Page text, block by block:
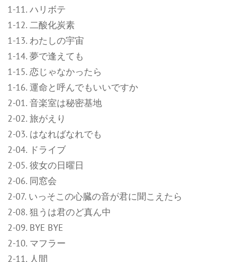
1-11. ハリボテ
1-12. 二酸化炭素
1-13. わたしの宇宙
1-14. 夢で逢えても
1-15. 恋じゃなかったら
1-16. 運命と呼んでもいいですか
2-01. 音楽室は秘密基地
2-02. 旅がえり
2-03. はなればなれでも
2-04. ドライブ
2-05. 彼女の日曜日
2-06. 同窓会
2-07. いっそこの心臓の音が君に聞こえたら
2-08. 狙うは君のど真ん中
2-09. BYE BYE
2-10. マフラー
2-11. 人間